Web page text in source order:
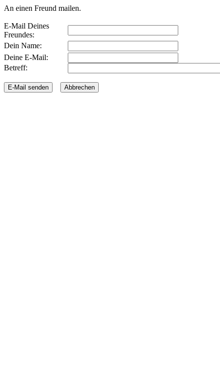
An einen Freund mailen.
E-Mail Deines
Freundes:
Dein Name:
Deine E-Mail:
Betreff: